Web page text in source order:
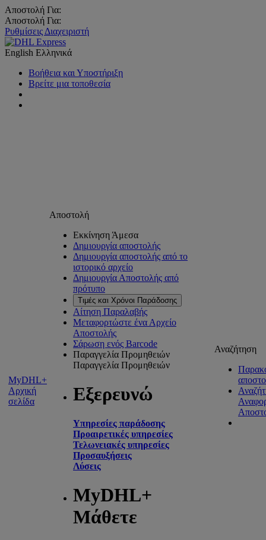
Αποστολή Για:
Αποστολή Για:
Ρυθμίσεις Διαχειριστή
English Ελληνικά
Βοήθεια και Υποστήριξη
Βρείτε μια τοποθεσία
MyDHL+
Αρχική
σελίδα
Αποστολή
Εκκίνηση Άμεσα
Δημιουργία αποστολής
Δημιουργία αποστολής από το
ιστορικό αρχείο
Δημιουργία Αποστολής από
πρότυπο
Τιμές και Χρόνοι Παράδοσης
Αίτηση Παραλαβής
Μεταφορτώστε ένα Αρχείο
Αποστολής
Σάρωση ενός Barcode
Παραγγελία Προμηθειών
Παραγγελία Προμηθειών
Εξερευνώ
Υπηρεσίες παράδοσης
Προαιρετικές υπηρεσίες
Τελωνειακές υπηρεσίες
Προσαυξήσεις
Λύσεις
MyDHL+
Μάθετε
Αναζήτηση